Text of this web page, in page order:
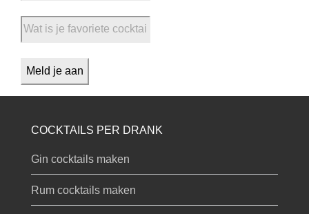
COCKTAILS PER DRANK
Gin cocktails maken
Rum cocktails maken